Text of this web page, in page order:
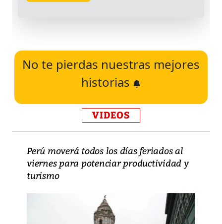
No te pierdas nuestras mejores
historias
VIDEOS
Perú moverá todos los días feriados al
viernes para potenciar productividad y
turismo